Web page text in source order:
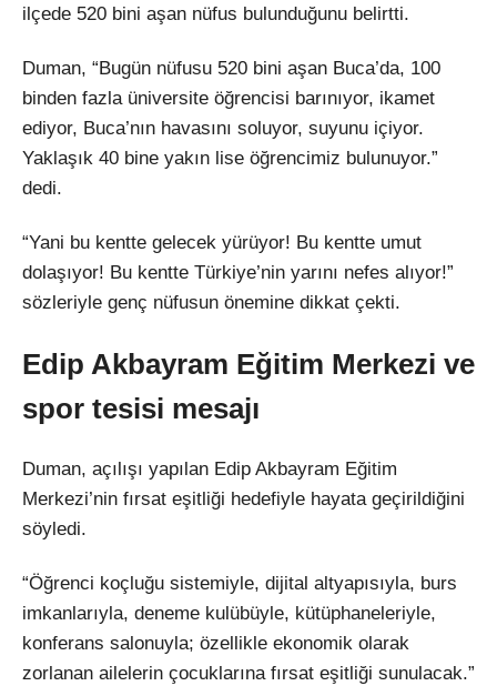
ilçede 520 bini aşan nüfus bulunduğunu belirtti.
Duman, “Bugün nüfusu 520 bini aşan Buca’da, 100
binden fazla üniversite öğrencisi barınıyor, ikamet
ediyor, Buca’nın havasını soluyor, suyunu içiyor.
Yaklaşık 40 bine yakın lise öğrencimiz bulunuyor.”
dedi.
“Yani bu kentte gelecek yürüyor! Bu kentte umut
dolaşıyor! Bu kentte Türkiye’nin yarını nefes alıyor!”
sözleriyle genç nüfusun önemine dikkat çekti.
Edip Akbayram Eğitim Merkezi ve
spor tesisi mesajı
Duman, açılışı yapılan Edip Akbayram Eğitim
Merkezi’nin fırsat eşitliği hedefiyle hayata geçirildiğini
söyledi.
“Öğrenci koçluğu sistemiyle, dijital altyapısıyla, burs
imkanlarıyla, deneme kulübüyle, kütüphaneleriyle,
konferans salonuyla; özellikle ekonomik olarak
zorlanan ailelerin çocuklarına fırsat eşitliği sunulacak.”